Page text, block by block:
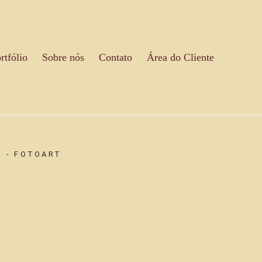
Sobre nós Contato Área do Cliente
- FOTOART